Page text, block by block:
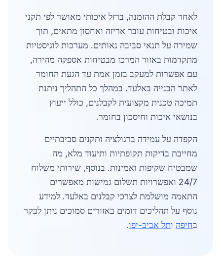
לאחר קבלת ההזמנה, ברזל איכותי מאושר לפי תקני
איכות ובטיחות עובר אריזה ואחסון מתאים, תוך
שמירה על תנאי סביבה נאותים. מערכות לוגיסטיות
מתקדמות באזור המרכז מבטיחות אספקה מהירה,
עם אפשרות למעקב בזמן אמת עד הגעת החומר
לאתר הבנייה באלעד. במהלך כל התהליך ניתנת
תמיכה טכנית מקצועית לקבלנים, כולל ייעוץ
בנושאי איכות וחיסכון בחומר.
הקפדה על עמידה ברגולציה ותקנים סביבתיים
מחייבת בדיקות תקופתיות ותיעוד מלא, מה
שמבטיח שקיפות ואמינות. בנוסף, שירותי משלוח
24/7 ואפשרויות תשלום גמישות מאפשרים
התאמה מושלמת לצרכי קבלנים באלעד. למידע
נוסף על תהליכים דומים באזורים סמוכים ניתן לבקר
בחיפה ותל אביב-יפו.